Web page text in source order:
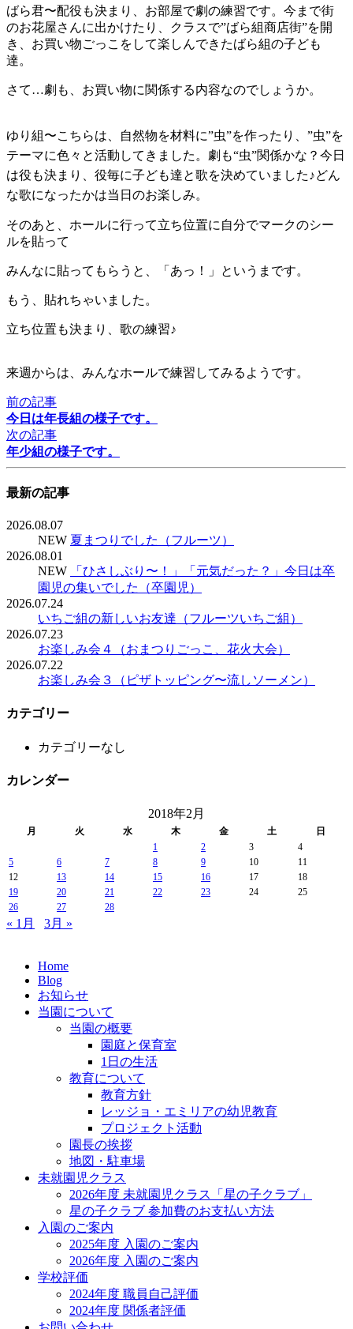
ばら君〜配役も決まり、お部屋で劇の練習です。今まで街
のお花屋さんに出かけたり、クラスで”ばら組商店街”を開
き、お買い物ごっこをして楽しんできたばら組の子ども
達。
さて…劇も、お買い物に関係する内容なのでしょうか。
ゆり組〜こちらは、 自然物を材料に”虫”を作ったり、 ”虫”を
テーマに色々と活動してきました。劇も“虫”関係かな？今日
は役も決まり、役毎に子ども達と歌を決めていました♪どん
な歌になったかは当日のお楽しみ。
そのあと、ホールに行って立ち位置に自分でマークのシー
ルを貼って
みんなに貼ってもらうと、「あっ！」というまです。
もう、貼れちゃいました。
立ち位置も決まり、歌の練習♪
来週からは、みんなホールで練習してみるようです。
前の記事
今日は年長組の様子です。
次の記事
年少組の様子です。
最新の記事
2026.08.07
NEW 夏まつりでした（フルーツ）
2026.08.01
NEW
「ひさしぶり〜！」「元気だった？」今日は卒
園児の集いでした（卒園児）
2026.07.24
いちご組の新しいお友達（フルーツいちご組）
2026.07.23
お楽しみ会４（おまつりごっこ、花火大会）
2026.07.22
お楽しみ会３（ピザトッピング〜流しソーメン）
カテゴリー
カテゴリーなし
カレンダー
2018年2月
月 火 水 木 金 土
日
1
2 3
4
5
6 7 8 9 10
11
12
13 14 15 16 17
18
19
20 21 22 23 24
25
26
27 28
« 1月 3月 »
Home
Blog
お知らせ
当園について
当園の概要
園庭と保育室
1日の生活
教育について
教育方針
レッジョ・エミリアの幼児教育
プロジェクト活動
園長の挨拶
地図・駐車場
未就園児クラス
2026年度 未就園児クラス「星の子クラブ」
星の子クラブ 参加費のお支払い方法
入園のご案内
2025年度 入園のご案内
2026年度 入園のご案内
学校評価
2024年度 職員自己評価
2024年度 関係者評価